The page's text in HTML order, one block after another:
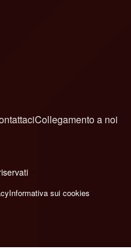
Collegamento a noi
Informativa sui cookies